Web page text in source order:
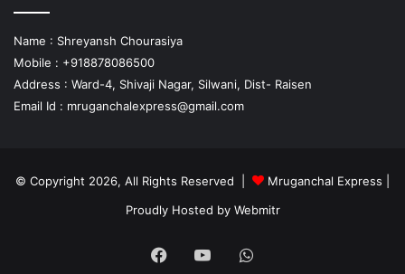
Name : Shreyansh Chourasiya
Mobile : +918878086500
Address : Ward-4, Shivaji Nagar, Silwani, Dist- Raisen
Email Id : mruganchalexpress@gmail.com
© Copyright 2026, All Rights Reserved | Mruganchal Express
Proudly Hosted by Webmitr
Facebook
YouTubeWhatsApp